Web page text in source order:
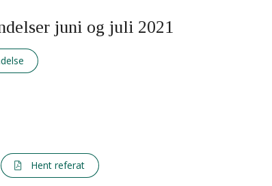
juni og juli 2021
Hent referat